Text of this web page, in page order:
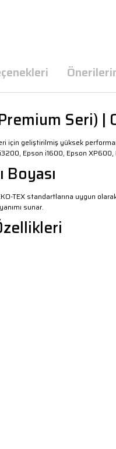
Seri) |
için geliştirilmiş yüksek
Epson i1600, Epson
TEX standartlarına uygun
sunar.